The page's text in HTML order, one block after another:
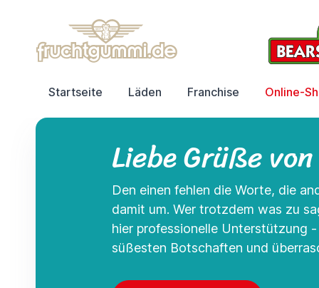
Startseite Läden Franchise Online-
Liebe Grüße
Den einen fehlen die Worte, die
damit um. Wer trotzdem was zu
hier professionelle Unterstützung
süßesten Botschaften und